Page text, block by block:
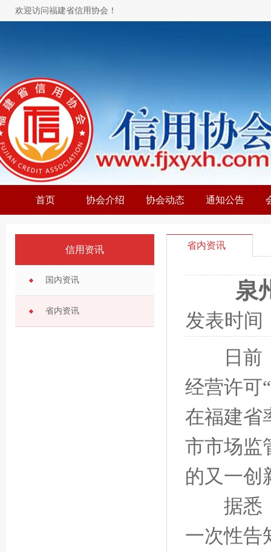
欢迎访问福建省信用协会！
首页 协会介绍 协会动态 通知公告
信用资讯
国内资讯
省内资讯
省内资讯
泉
发表时间
日前，
经营许可
在福建省
市市场监
的又一创
据悉，
一次性告